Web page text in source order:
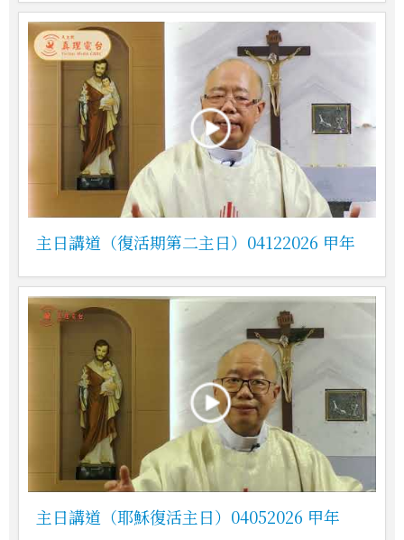
主日講道（復活期第二主日）04122026 甲年
主日講道（耶穌復活主日）04052026 甲年